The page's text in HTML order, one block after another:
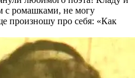
с ромашками, не могу
произношу про себя: «Как